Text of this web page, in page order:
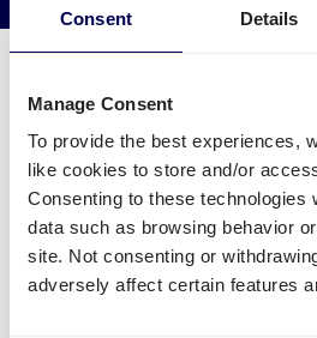
Consent Details
Manage Consent
To provide the best experiences,
like cookies to store and/or
Consenting to these technologies
data such as browsing behavior
site. Not consenting or
adversely affect certain features
Was muss ich für eine
zu Amazon STR1
Welche Angaben sind nötig?
Name des FBA Warenlagers